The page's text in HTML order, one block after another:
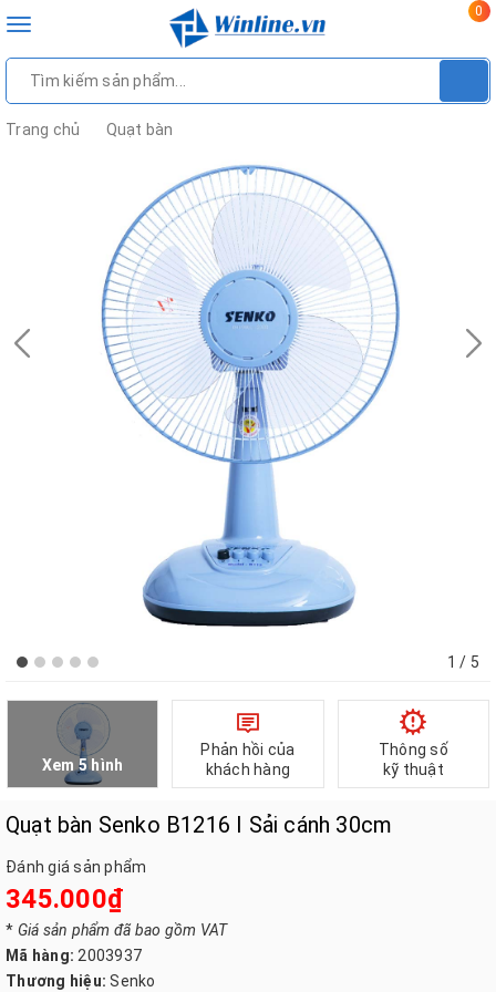
Toggle
0
Trang chủ Quạt bàn
1 / 5
Xem 5 hình
Phản hồi của
khách hàng
Thông số
kỹ thuật
Quạt bàn Senko B1216 I Sải cánh 30cm
Đánh giá sản phẩm
345.000₫
* Giá sản phẩm đã bao gồm VAT
Mã hàng: 2003937
Thương hiệu: Senko